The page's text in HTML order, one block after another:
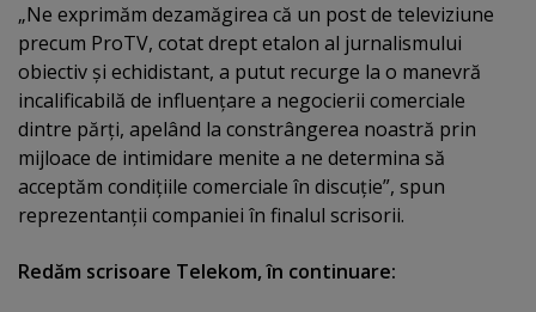
„Ne exprimăm dezamăgirea că un post de televiziune
precum ProTV, cotat drept etalon al jurnalismului
obiectiv şi echidistant, a putut recurge la o manevră
incalificabilă de influenţare a negocierii comerciale
dintre părţi, apelând la constrângerea noastră prin
mijloace de intimidare menite a ne determina să
acceptăm condiţiile comerciale în discuţie”, spun
reprezentanţii companiei în finalul scrisorii.
Redăm scrisoare Telekom, în continuare: